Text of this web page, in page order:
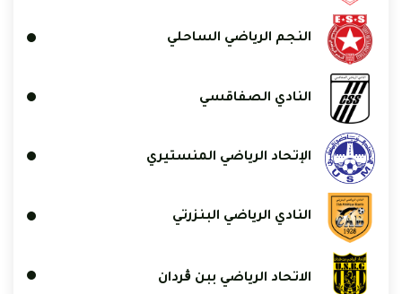
النجم الرياضي الساحلي
النادي الصفاقسي
الإتحاد الرياضي المنستيري
النادي الرياضي البنزرتي
الاتحاد الرياضي ببن ڨردان